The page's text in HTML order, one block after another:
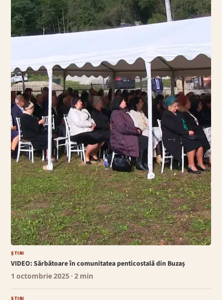
ȘTIRI
VIDEO: Sărbătoare în comunitatea penticostală din Buzaș
1 octombrie 2025 · 2 min